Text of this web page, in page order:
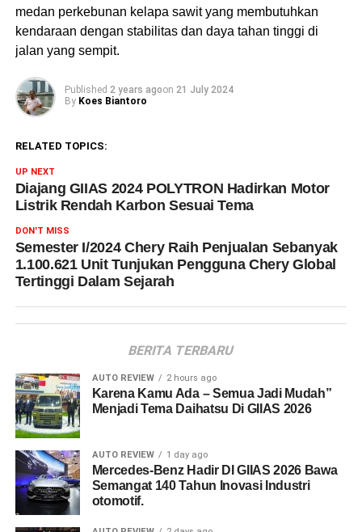
medan perkebunan kelapa sawit yang membutuhkan
kendaraan dengan stabilitas dan daya tahan tinggi di
jalan yang sempit.
Published 2 years agoon 21 July 2024
By Koes Biantoro
RELATED TOPICS:
UP NEXT
Diajang GIIAS 2024 POLYTRON Hadirkan Motor
Listrik Rendah Karbon Sesuai Tema
DON'T MISS
Semester I/2024 Chery Raih Penjualan Sebanyak
1.100.621 Unit Tunjukan Pengguna Chery Global
Tertinggi Dalam Sejarah
BERITA TERBARU
AUTO REVIEW 2 hours ago
Karena Kamu Ada – Semua Jadi Mudah”
Menjadi Tema Daihatsu Di GIIAS 2026
AUTO REVIEW 1 day ago
Mercedes-Benz Hadir DI GIIAS 2026 Bawa
Semangat 140 Tahun Inovasi Industri
otomotif.